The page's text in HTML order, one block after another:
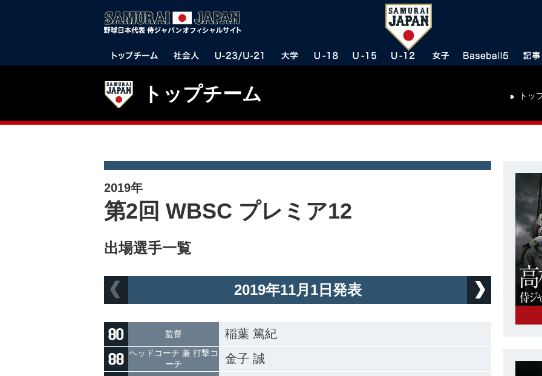
トップチーム トッ
2019年
第2回 WBSC プレミア12
出場選手一覧
2019年11月1日発表
監督 稲葉 篤紀
ヘッドコーチ 兼 打撃コ
ーチ
金子 誠